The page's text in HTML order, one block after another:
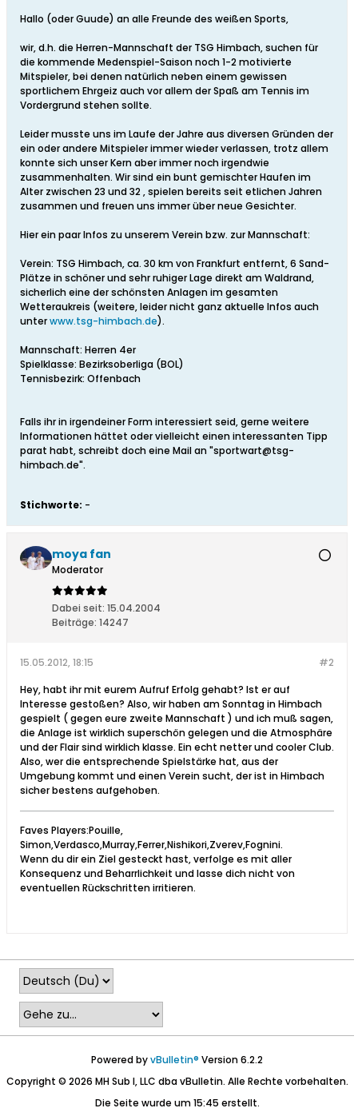
Hallo (oder Guude) an alle Freunde des weißen Sports,
wir, d.h. die Herren-Mannschaft der TSG Himbach, suchen für
die kommende Medenspiel-Saison noch 1-2 motivierte
Mitspieler, bei denen natürlich neben einem gewissen
sportlichem Ehrgeiz auch vor allem der Spaß am Tennis im
Vordergrund stehen sollte.
Leider musste uns im Laufe der Jahre aus diversen Gründen der
ein oder andere Mitspieler immer wieder verlassen, trotz allem
konnte sich unser Kern aber immer noch irgendwie
zusammenhalten. Wir sind ein bunt gemischter Haufen im
Alter zwischen 23 und 32 , spielen bereits seit etlichen Jahren
zusammen und freuen uns immer über neue Gesichter.
Hier ein paar Infos zu unserem Verein bzw. zur Mannschaft:
Verein: TSG Himbach, ca. 30 km von Frankfurt entfernt, 6 Sand-
Plätze in schöner und sehr ruhiger Lage direkt am Waldrand,
sicherlich eine der schönsten Anlagen im gesamten
Wetteraukreis (weitere, leider nicht ganz aktuelle Infos auch
unterwww.tsg-himbach.de).
Mannschaft: Herren 4er
Spielklasse: Bezirksoberliga (BOL)
Tennisbezirk: Offenbach
Falls ihr in irgendeiner Form interessiert seid, gerne weitere
Informationen hättet oder vielleicht einen interessanten Tipp
parat habt, schreibt doch eine Mail an "sportwart@tsg-
himbach.de".
Stichworte: -
moya fan
Moderator
Dabei seit: 15.04.2004
Beiträge: 14247
#2
15.05.2012, 18:15
Hey, habt ihr mit eurem Aufruf Erfolg gehabt? Ist er auf
Interesse gestoßen? Also, wir haben am Sonntag in Himbach
gespielt ( gegen eure zweite Mannschaft ) und ich muß sagen,
die Anlage ist wirklich superschön gelegen und die Atmosphäre
und der Flair sind wirklich klasse. Ein echt netter und cooler Club.
Also, wer die entsprechende Spielstärke hat, aus der
Umgebung kommt und einen Verein sucht, der ist in Himbach
sicher bestens aufgehoben.
Faves Players:Pouille,
Simon,Verdasco,Murray,Ferrer,Nishikori,Zverev,Fognini.
Wenn du dir ein Ziel gesteckt hast, verfolge es mit aller
Konsequenz und Beharrlichkeit und lasse dich nicht von
eventuellen Rückschritten irritieren.
Powered byvBulletin® Version 6.2.2
Copyright © 2026 MH Sub I, LLC dba vBulletin. Alle Rechte vorbehalten.
Die Seite wurde um 15:45 erstellt.